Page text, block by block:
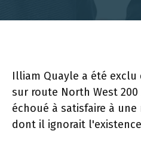
Illiam Quayle a été
sur route North West 200
échoué à satisfaire à
dont il ignorait